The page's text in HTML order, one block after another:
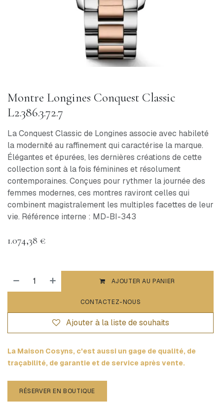
Montre Longines Conquest Classic
L2.386.3.72.7
La Conquest Classic de Longines associe avec habileté
la modernité au raffinement qui caractérise la marque.
Élégantes et épurées, les dernières créations de cette
collection sont à la fois féminines et résolument
contemporaines. Conçues pour rythmer la journée des
femmes modernes, ces montres raviront celles qui
combinent magistralement les multiples facettes de leur
vie. Référence interne : MD-BI-343
1.074,38 €
AJOUTER AU PANIER
CONTACTEZ-NOUS
Ajouter à la liste de souhaits
La Maison Cosyns, c'est aussi un gage de qualité, de
traçabilité, de garantie et de service après vente.
RÉSERVER EN BOUTIQUE